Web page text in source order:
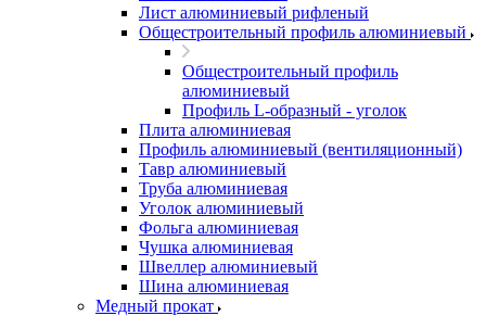
Лист алюминиевый рифленый
Общестроительный профиль алюминиевый
Общестроительный профиль
алюминиевый
Профиль L-образный - уголок
Плита алюминиевая
Профиль алюминиевый (вентиляционный)
Тавр алюминиевый
Труба алюминиевая
Уголок алюминиевый
Фольга алюминиевая
Чушка алюминиевая
Швеллер алюминиевый
Шина алюминиевая
Медный прокат